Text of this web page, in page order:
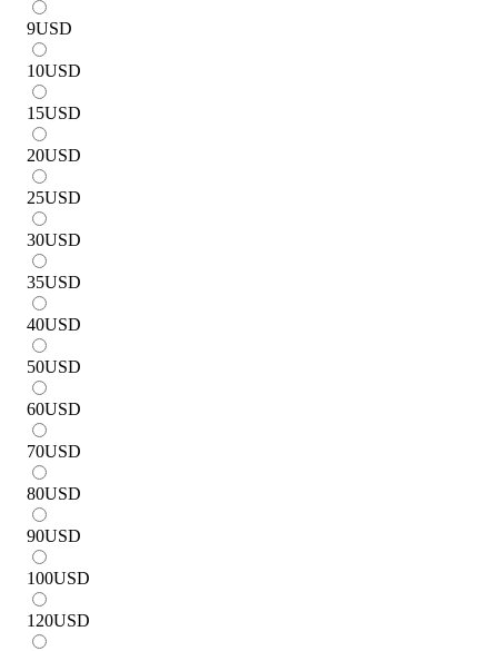
9USD
10USD
15USD
20USD
25USD
30USD
35USD
40USD
50USD
60USD
70USD
80USD
90USD
100USD
120USD